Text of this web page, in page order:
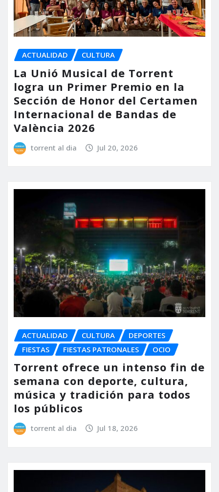
ACTUALIDAD CULTURA
La Unió Musical de Torrent
logra un Primer Premio en la
Sección de Honor del Certamen
Internacional de Bandas de
València 2026
torrent al dia Jul 20, 2026
ACTUALIDAD CULTURA
DEPORTES
FIESTAS
FIESTAS PATRONALES OCIO
Torrent ofrece un intenso fin de
semana con deporte, cultura,
música y tradición para todos
los públicos
torrent al dia Jul 18, 2026